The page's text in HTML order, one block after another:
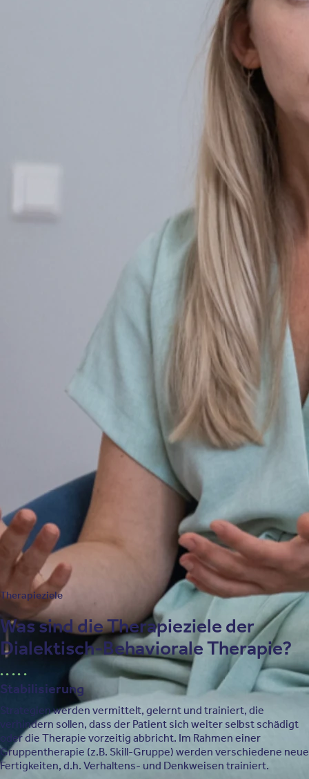
Wesentliche Unterschiede zur herkömmlichen kognitiven
Therapie sind u.a. die Betonung von Akzeptanz und Validierung
eines momentan auftretenden Verhaltens sowie die
schwerpunktmäßige Behandlung von Verhaltensweisen, welche
Therapeutische Beziehung & Dialektik
Die DBT betont die Wichtigkeit der therapeutischen Beziehung
und von dialektischen Prozessen („Für und Wider“ statt
„entweder/oder“). Sie basiert auf Annahmen der kognitiven
Verhaltenstherapie und ist die am besten untersuchte
Biosoziales Entstehungsmodell
Die DBT basiert auf einem „biosozialen Entstehungsmodell“,
„kognitiv-behavioralen Behandlungsstrategien“ und
spezifischen therapeutischen „dialektischen“
Interventionsmethoden. Elemente aus humanistischen
Therapieverfahren und aus dem Zen ergänzen den Ansatz.
Wöchentliche Einzeltherapie
Das DBT-Konzept gliedert sich in drei Bestandteile,
insbesondere eine wöchentliche Einzeltherapie.
Optimalerweise werden Einzel- und Gruppentherapieangebote
Skill-Gruppe und Supervision
Eine wöchentliche „Skill-Gruppe“ und eine Supervisionsgruppe
aus DBT-Therapeuten ergänzen die Einzeltherapie. Im Skill-
Training werden spezifische Fertigkeiten zur besseren
Kontrolle von Spannungszuständen und Emotionsregulation
erlernt.
Therapieziele
Was sind die Therapieziele der
Dialektisch-Behaviorale Therapie?
Stabilisierung
Strategien werden vermittelt, gelernt und trainiert, die
verhindern sollen, dass der Patient sich weiter selbst schädigt
oder die Therapie vorzeitig abbricht. Im Rahmen einer
Gruppentherapie (z.B. Skill-Gruppe) werden verschiedene neue
Fertigkeiten, d.h. Verhaltens- und Denkweisen trainiert.